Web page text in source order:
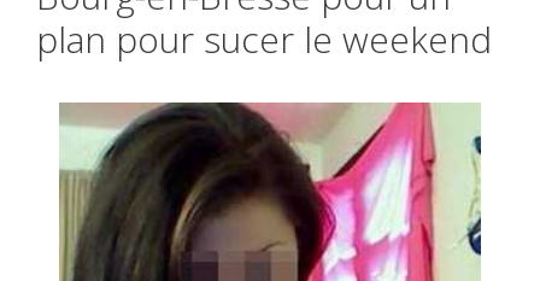
plan pour sucer le weekend